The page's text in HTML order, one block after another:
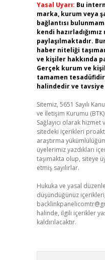
Yasal Uyarı: Bu
marka, kurum veya
bağlantısı
kendi
paylaşılmaktadır.
haber niteliği
ve kişiler hakkında
Gerçek kurum ve
tamamen
halindedir ve
Sitemiz, 5651 Sayılı
ve İletişim Kurumu
Sağlayıcı olarak
sitedeki içerikleri
araştırma
üyelerimiz yazdıkları
taşımakta olup, siteye
etmiş sayılırlar.
Hukuka ve yasal
düşündüğünüz içerikleri,
halinde, ilgili içerikler
kaldırılacaktır.